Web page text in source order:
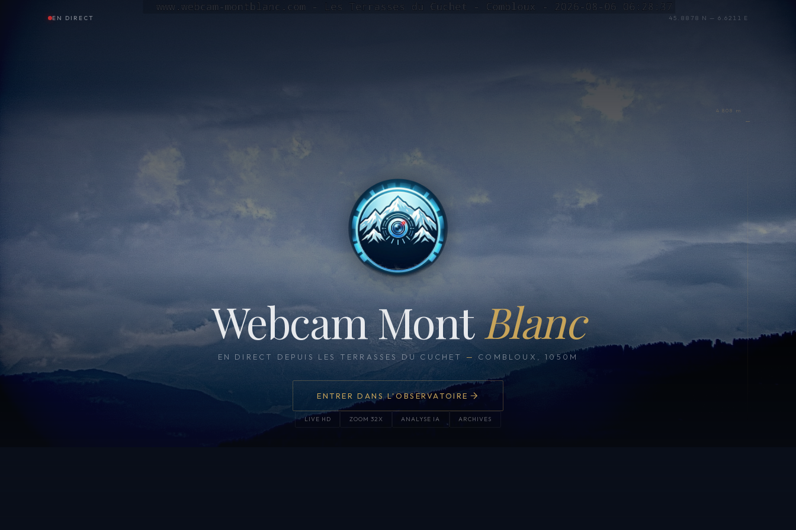
EN DIRECT 45.8878 N — 6.6211 E
Webcam MontBlanc
EN DIRECT DEPUIS LES TERRASSES DU CUCHET — COMBLOUX, 1050M
ENTRER DANS L'OBSERVATOIRE
LIVE HD ZOOM 32X ANALYSE IA ARCHIVES